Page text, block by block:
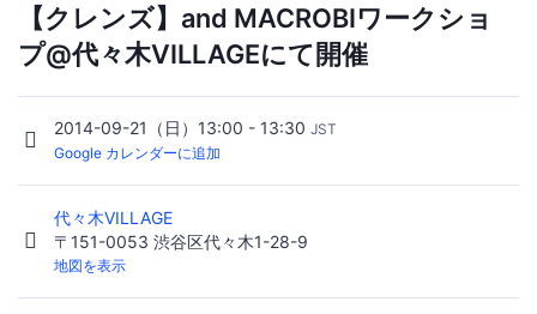
【クレンズ】and MACROBIワークショ
プ@代々木VILLAGEにて開催
2014-09-21（日）13:00 - 13:30 JST
Google カレンダーに追加
代々木VILLAGE
〒151-0053 渋谷区代々木1-28-9
地図を表示